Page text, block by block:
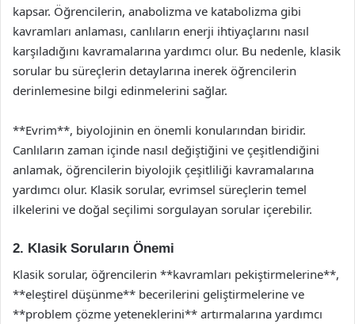
kapsar. Öğrencilerin, anabolizma ve katabolizma gibi
kavramları anlaması, canlıların enerji ihtiyaçlarını nasıl
karşıladığını kavramalarına yardımcı olur. Bu nedenle, klasik
sorular bu süreçlerin detaylarına inerek öğrencilerin
derinlemesine bilgi edinmelerini sağlar.
**Evrim**, biyolojinin en önemli konularından biridir.
Canlıların zaman içinde nasıl değiştiğini ve çeşitlendiğini
anlamak, öğrencilerin biyolojik çeşitliliği kavramalarına
yardımcı olur. Klasik sorular, evrimsel süreçlerin temel
ilkelerini ve doğal seçilimi sorgulayan sorular içerebilir.
2. Klasik Soruların Önemi
Klasik sorular, öğrencilerin **kavramları pekiştirmelerine**,
**eleştirel düşünme** becerilerini geliştirmelerine ve
**problem çözme yeteneklerini** artırmalarına yardımcı